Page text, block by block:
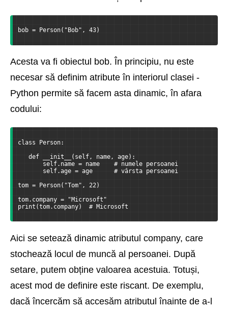
bob = Person("Bob", 43)
Acesta va fi obiectul bob. În principiu, nu este
necesar să definim atribute în interiorul clasei -
Python permite să facem asta dinamic, în afara
codului:
class Person:
def __init__(self, name, age):
self.name = name    # numele persoanei
self.age = age      # vârsta persoanei
tom = Person("Tom", 22)
tom.company = "Microsoft"
print(tom.company)  # Microsoft
Aici se setează dinamic atributul company, care
stochează locul de muncă al persoanei. După
setare, putem obține valoarea acestuia. Totuși,
acest mod de definire este riscant. De exemplu,
dacă încercăm să accesăm atributul înainte de a-l